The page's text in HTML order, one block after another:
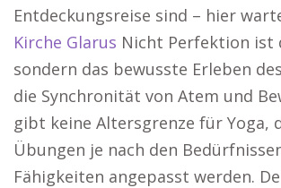
Entdeckungsreise sind – hier
Kirche Glarus Nicht Perfektion ist
sondern das bewusste Erleben
die Synchronität von Atem und
gibt keine Altersgrenze für Yoga,
Übungen je nach den
Fähigkeiten angepasst werden.